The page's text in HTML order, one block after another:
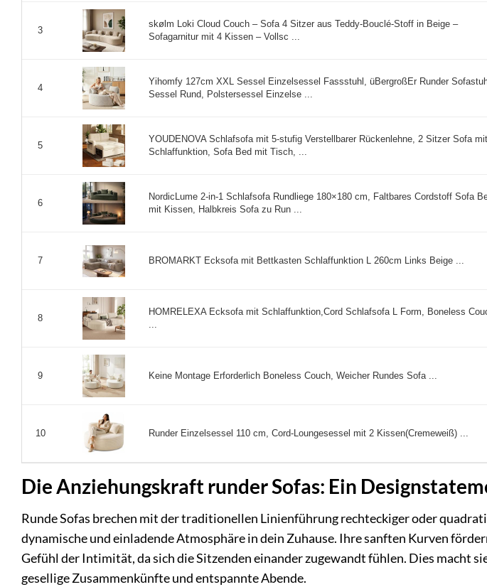
3
skølm Loki Cloud Couch – Sofa 4 Sitzer aus Teddy-Bouclé-Stoff in Beige –
Sofagarnitur mit 4 Kissen – Vollsc ...
4
Yihomfy 127cm XXL Sessel Einzelsessel Fassstuhl, üBergroßEr Runder
Sessel Rund, Polstersessel Einzelse ...
5
YOUDENOVA Schlafsofa mit 5-stufig Verstellbarer Rückenlehne, 2 Sitzer Sofa mit
Schlaffunktion, Sofa Bed mit Tisch, ...
6
NordicLume 2-in-1 Schlafsofa Rundliege 180×180 cm, Faltbares Cordstoff Sofa
mit Kissen, Halbkreis Sofa zu Run ...
7 BROMARKT Ecksofa mit Bettkasten Schlaffunktion L 260cm Links Beige ...
8
HOMRELEXA Ecksofa mit Schlaffunktion,Cord Schlafsofa L Form, Boneless
...
9 Keine Montage Erforderlich Boneless Couch, Weicher Rundes Sofa ...
10 Runder Einzelsessel 110 cm, Cord-Loungesessel mit 2 Kissen(Cremeweiß) ...
Die Anziehungskraft runder Sofas: Ein
Runde Sofas brechen mit der traditionellen Linienführung rechteckiger oder
dynamische und einladende Atmosphäre in dein Zuhause. Ihre sanften Kurven
Gefühl der Intimität, da sich die Sitzenden einander zugewandt fühlen. Dies macht
gesellige Zusammenkünfte und entspannte Abende.